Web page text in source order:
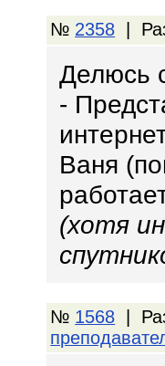
№ 2358 |
Делюсь
-
Ваня
(хотя
№ 1568 |